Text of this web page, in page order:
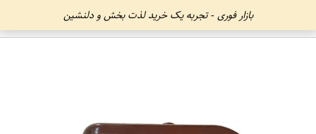
بازار فوری - تجربه یک خرید لذت بخش و دلنشین